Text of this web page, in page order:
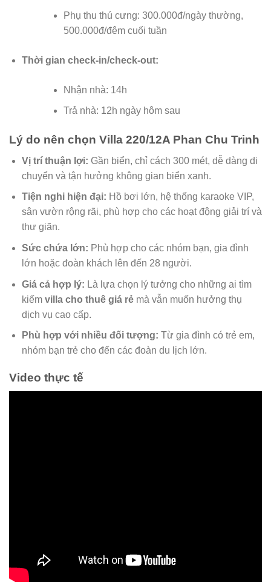
Phụ thu thú cưng: 300.000đ/ngày thường,
500.000đ/đêm cuối tuần
Thời gian check-in/check-out:
Nhận nhà: 14h
Trả nhà: 12h ngày hôm sau
Lý do nên chọn Villa 220/12A Phan Chu Trinh
Vị trí thuận lợi: Gần biển, chỉ cách 300 mét, dễ dàng di
chuyển và tận hưởng không gian biển xanh.
Tiện nghi hiện đại: Hồ bơi lớn, hệ thống karaoke VIP,
sân vườn rộng rãi, phù hợp cho các hoạt động giải trí và
thư giãn.
Sức chứa lớn: Phù hợp cho các nhóm bạn, gia đình
lớn hoặc đoàn khách lên đến 28 người.
Giá cả hợp lý: Là lựa chọn lý tưởng cho những ai tìm
kiếm villa cho thuê giá rẻmà vẫn muốn hưởng thụ
dịch vụ cao cấp.
Phù hợp với nhiều đối tượng: Từ gia đình có trẻ em,
nhóm bạn trẻ cho đến các đoàn du lịch lớn.
Video thực tế